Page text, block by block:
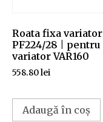
Roata fixa variator
PF224/28 | pentru
variator VAR160
558.80lei
Adaugă în coș